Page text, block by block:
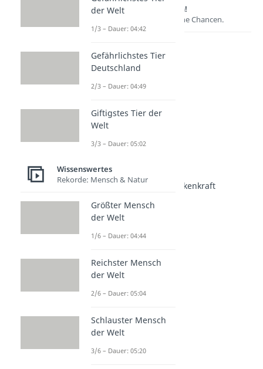
Lernen lohnt sich!
Entdecke hier deine Chancen.
Weitere Inhalte:
Wissenswertes
Kommunikation & Gedankenkraft
Telekinese
Dauer: 03:43
Telepathie
Dauer: 03:56
der Welt
1/3 – Dauer: 04:42
Gefährlichstes Tier
Deutschland
2/3 – Dauer: 04:49
Giftigstes Tier der
Welt
3/3 – Dauer: 05:02
Wissenswertes
Rekorde: Mensch & Natur
Größter Mensch
der Welt
1/6 – Dauer: 04:44
Reichster Mensch
der Welt
2/6 – Dauer: 05:04
Schlauster Mensch
der Welt
3/6 – Dauer: 05:20